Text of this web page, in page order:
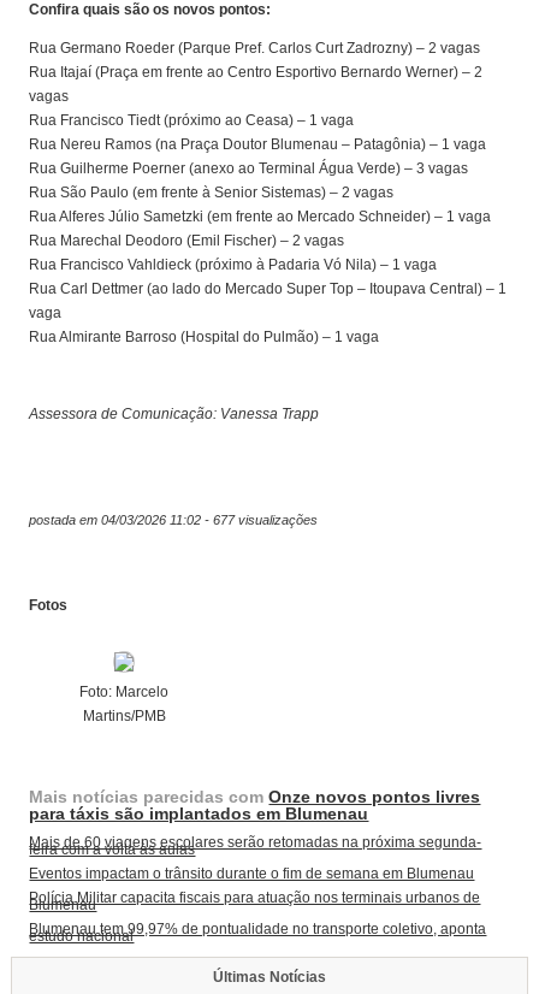
Confira quais são os novos pontos:
Rua Germano Roeder (Parque Pref. Carlos Curt Zadrozny) – 2 vagas
Rua Itajaí (Praça em frente ao Centro Esportivo Bernardo Werner) – 2
vagas
Rua Francisco Tiedt (próximo ao Ceasa) – 1 vaga
Rua Nereu Ramos (na Praça Doutor Blumenau – Patagônia) – 1 vaga
Rua Guilherme Poerner (anexo ao Terminal Água Verde) – 3 vagas
Rua São Paulo (em frente à Senior Sistemas) – 2 vagas
Rua Alferes Júlio Sametzki (em frente ao Mercado Schneider) – 1 vaga
Rua Marechal Deodoro (Emil Fischer) – 2 vagas
Rua Francisco Vahldieck (próximo à Padaria Vó Nila) – 1 vaga
Rua Carl Dettmer (ao lado do Mercado Super Top – Itoupava Central) – 1
vaga
Rua Almirante Barroso (Hospital do Pulmão) – 1 vaga
Assessora de Comunicação: Vanessa Trapp
postada em 04/03/2026 11:02 - 677 visualizações
Fotos
Foto: Marcelo
Martins/PMB
Mais notícias parecidas comOnze novos pontos livres
para táxis são implantados em Blumenau
Mais de 60 viagens escolares serão retomadas na próxima segunda-
feira com a volta às aulas
Eventos impactam o trânsito durante o fim de semana em Blumenau
Polícia Militar capacita fiscais para atuação nos terminais urbanos de
Blumenau
Blumenau tem 99,97% de pontualidade no transporte coletivo, aponta
estudo nacional
Últimas Notícias